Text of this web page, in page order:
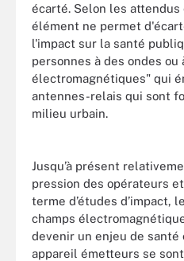
écarté. Selon les attendus
élément ne permet
l'impact sur la santé
personnes à des ondes ou
électromagnétiques" qui
antennes-relais qui sont
milieu urbain.
Jusqu’à présent
pression des opérateurs
terme d’études d’impact,
champs
devenir un enjeu de santé
appareil émetteurs se